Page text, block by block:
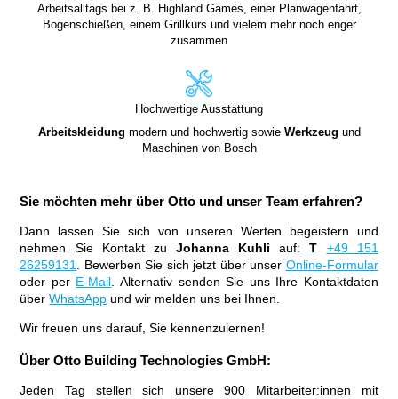
Arbeitsalltags bei z. B. Highland Games, einer Planwagenfahrt,
Bogenschießen, einem Grillkurs und vielem mehr noch enger
zusammen
Hochwertige Ausstattung
Arbeitskleidung modern und hochwertig sowie Werkzeug und
Maschinen von Bosch
Sie möchten mehr über Otto und unser Team erfahren?
Dann lassen Sie sich von unseren Werten begeistern und
nehmen Sie Kontakt zu Johanna Kuhli auf:T
+49 151
26259131
. Bewerben Sie sich jetzt über unser Online-Formular
oder per E-Mail . Alternativ senden Sie uns Ihre Kontaktdaten
überWhatsApp und wir melden uns bei Ihnen.
Wir freuen uns darauf, Sie kennenzulernen!
Über Otto Building Technologies GmbH:
Jeden Tag stellen sich unsere 900 Mitarbeiter:innen mit